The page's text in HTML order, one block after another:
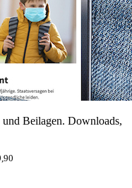
Beilagen. Downloads,